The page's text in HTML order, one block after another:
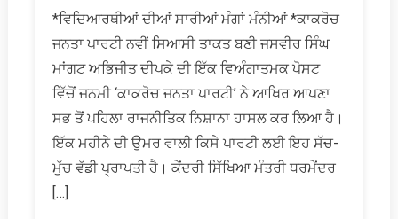
ਵਿੱਚੋਂ
ਉਪਜੀ
ਨੌਜਵਾਨ
ਝੁਕੀ
ਸਰਕਾਰ
*ਵਿਦਿਆਰਥੀਆਂ ਦੀਆਂ ਸਾਰੀਆਂ ਮੰਗਾਂ ਮੰਨੀਆਂ *ਕਾਕਰੋਚ
ਜਨਤਾ ਪਾਰਟੀ ਨਵੀਂ ਸਿਆਸੀ ਤਾਕਤ ਬਣੀ ਜਸਵੀਰ ਸਿੰਘ
ਮਾਂਗਟ ਅਭਿਜੀਤ ਦੀਪਕੇ ਦੀ ਇੱਕ ਵਿਅੰਗਾਤਮਕ ਪੋਸਟ
ਵਿੱਚੋਂ ਜਨਮੀ ‘ਕਾਕਰੋਚ ਜਨਤਾ ਪਾਰਟੀ’ ਨੇ ਆਖਿਰ ਆਪਣਾ
ਸਭ ਤੋਂ ਪਹਿਲਾ ਰਾਜਨੀਤਿਕ ਨਿਸ਼ਾਨਾ ਹਾਸਲ ਕਰ ਲਿਆ ਹੈ।
ਇੱਕ ਮਹੀਨੇ ਦੀ ਉਮਰ ਵਾਲੀ ਕਿਸੇ ਪਾਰਟੀ ਲਈ ਇਹ ਸੱਚ-
ਮੁੱਚ ਵੱਡੀ ਪ੍ਰਾਪਤੀ ਹੈ। ਕੇਂਦਰੀ ਸਿੱਖਿਆ ਮੰਤਰੀ ਧਰਮੇਂਦਰ
[…]